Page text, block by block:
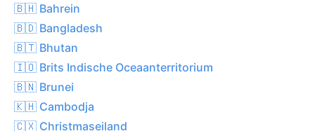
🇧🇭 Bahrein
🇧🇩 Bangladesh
🇧🇹 Bhutan
🇮🇴 Brits Indische Oceaanterritorium
🇧🇳 Brunei
🇰🇭 Cambodja
🇨🇽 Christmaseiland